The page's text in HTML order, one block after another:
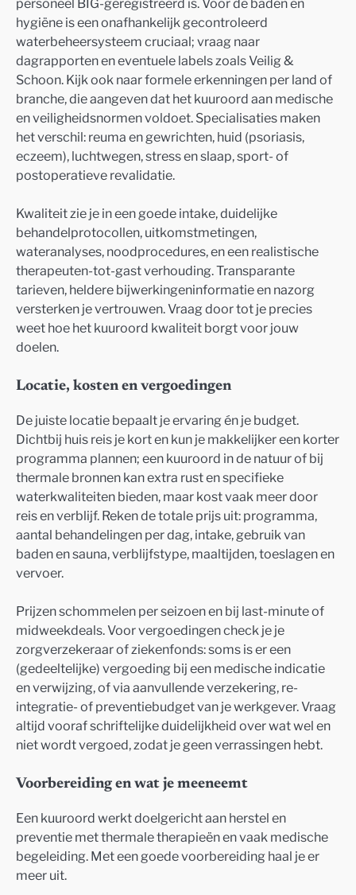
hygiëne is een onafhankelijk gecontroleerd
waterbeheersysteem cruciaal; vraag naar
dagrapporten en eventuele labels zoals Veilig &
Schoon. Kijk ook naar formele erkenningen per land of
branche, die aangeven dat het kuuroord aan medische
en veiligheidsnormen voldoet. Specialisaties maken
het verschil: reuma en gewrichten, huid (psoriasis,
eczeem), luchtwegen, stress en slaap, sport- of
postoperatieve revalidatie.
Kwaliteit zie je in een goede intake, duidelijke
behandelprotocollen, uitkomstmetingen,
wateranalyses, noodprocedures, en een realistische
therapeuten-tot-gast verhouding. Transparante
tarieven, heldere bijwerkingeninformatie en nazorg
versterken je vertrouwen. Vraag door tot je precies
weet hoe het kuuroord kwaliteit borgt voor jouw
doelen.
Locatie, kosten en vergoedingen
De juiste locatie bepaalt je ervaring én je budget.
Dichtbij huis reis je kort en kun je makkelijker een korter
programma plannen; een kuuroord in de natuur of bij
thermale bronnen kan extra rust en specifieke
waterkwaliteiten bieden, maar kost vaak meer door
reis en verblijf. Reken de totale prijs uit: programma,
aantal behandelingen per dag, intake, gebruik van
baden en sauna, verblijfstype, maaltijden, toeslagen en
vervoer.
Prijzen schommelen per seizoen en bij last-minute of
midweekdeals. Voor vergoedingen check je je
zorgverzekeraar of ziekenfonds: soms is er een
(gedeeltelijke) vergoeding bij een medische indicatie
en verwijzing, of via aanvullende verzekering, re-
integratie- of preventiebudget van je werkgever. Vraag
altijd vooraf schriftelijke duidelijkheid over wat wel en
niet wordt vergoed, zodat je geen verrassingen hebt.
Voorbereiding en wat je meeneemt
Een kuuroord werkt doelgericht aan herstel en
preventie met thermale therapieën en vaak medische
begeleiding. Met een goede voorbereiding haal je er
meer uit.